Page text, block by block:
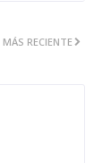
MÁS RECIENTE